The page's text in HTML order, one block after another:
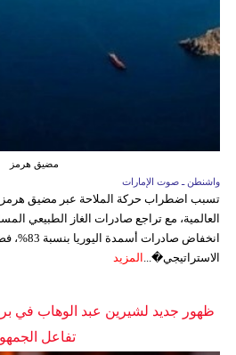
مضيق هرمز
واشنطن ـ صوت الإمارات
تسبب اضطراب حركة الملاحة عبر مضيق هرمز
انخفاض
الاستراتيجي�... المزيد
ظهور جديد لشيرين عبد الوهاب في
تفاعل